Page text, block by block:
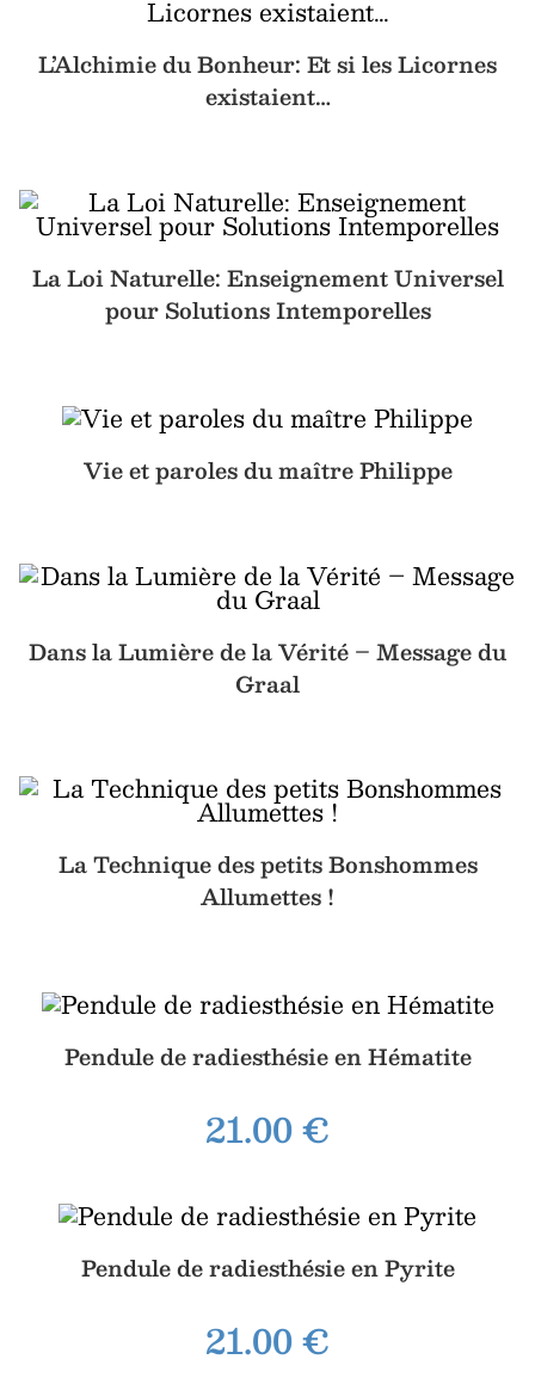
L’Alchimie du Bonheur: Et si les Licornes
existaient…
La Loi Naturelle: Enseignement Universel
pour Solutions Intemporelles
Vie et paroles du maître Philippe
Dans la Lumière de la Vérité – Message du
Graal
La Technique des petits Bonshommes
Allumettes !
Pendule de radiesthésie en Hématite
21.00€
Pendule de radiesthésie en Pyrite
21.00€